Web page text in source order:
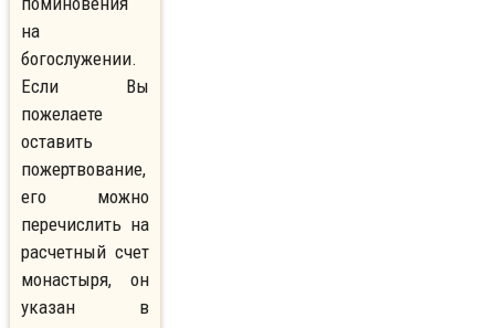
на
богослужении.
Если Вы
пожелаете
оставить
пожертвование,
его можно
перечислить на
расчетный счет
монастыря, он
указан в